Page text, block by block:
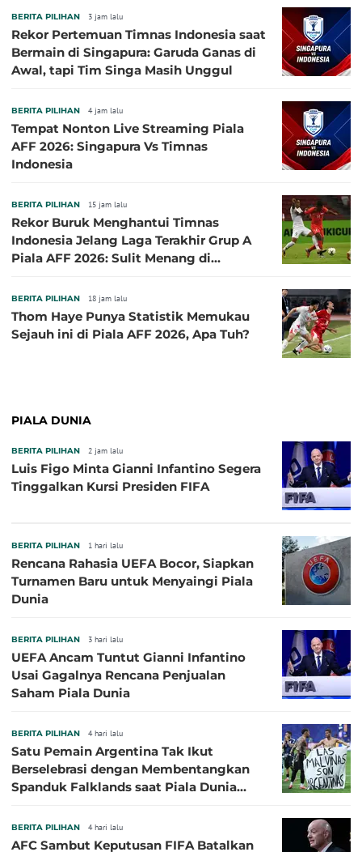
BERITA PILIHAN 3 jam lalu
Rekor Pertemuan Timnas Indonesia saat
Bermain di Singapura: Garuda Ganas di
Awal, tapi Tim Singa Masih Unggul
BERITA PILIHAN 4 jam lalu
Tempat Nonton Live Streaming Piala
AFF 2026: Singapura Vs Timnas
Indonesia
BERITA PILIHAN 15 jam lalu
Rekor Buruk Menghantui Timnas
Indonesia Jelang Laga Terakhir Grup A
Piala AFF 2026: Sulit Menang di
BERITA PILIHAN 18 jam lalu
Thom Haye Punya Statistik Memukau
Sejauh ini di Piala AFF 2026, Apa Tuh?
PIALA DUNIA
BERITA PILIHAN 2 jam lalu
Luis Figo Minta Gianni Infantino Segera
Tinggalkan Kursi Presiden FIFA
BERITA PILIHAN 1 hari lalu
Rencana Rahasia UEFA Bocor, Siapkan
Turnamen Baru untuk Menyaingi Piala
Dunia
BERITA PILIHAN 3 hari lalu
UEFA Ancam Tuntut Gianni Infantino
Usai Gagalnya Rencana Penjualan
Saham Piala Dunia
BERITA PILIHAN 4 hari lalu
Satu Pemain Argentina Tak Ikut
Berselebrasi dengan Membentangkan
Spanduk Falklands saat Piala Dunia
BERITA PILIHAN 4 hari lalu
AFC Sambut Keputusan FIFA Batalkan